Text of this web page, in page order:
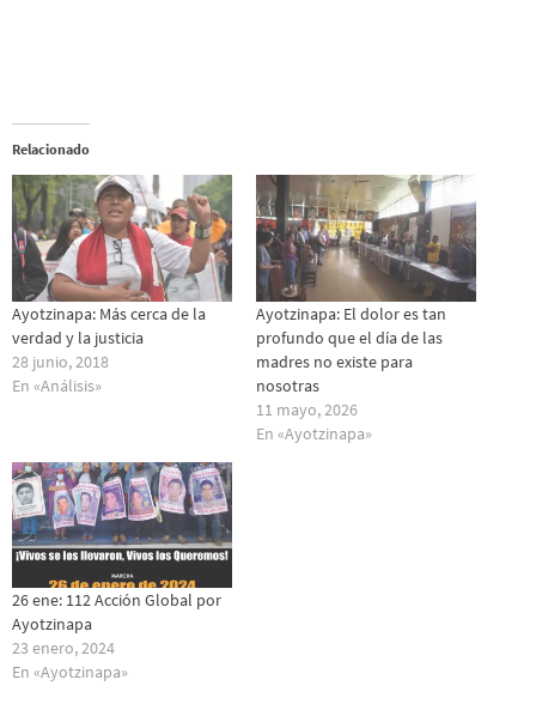
Relacionado
Ayotzinapa: Más cerca de la
verdad y la justicia
28 junio, 2018
En «Análisis»
Ayotzinapa: El dolor es tan
profundo que el día de las
madres no existe para
nosotras
11 mayo, 2026
En «Ayotzinapa»
26 ene: 112 Acción Global por
Ayotzinapa
23 enero, 2024
En «Ayotzinapa»